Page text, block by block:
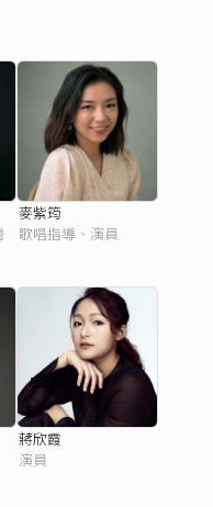
麥紫筠
歌唱指導、演員
蔣欣霞
演員